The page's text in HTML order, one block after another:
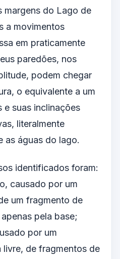
margens do Lago de
a movimentos
em praticamente
paredões, nos
podem chegar
o equivalente a um
e suas inclinações
literalmente
as águas do lago.
identificados foram:
causado por um
um fragmento de
pela base;
por um
livre, de fragmentos de